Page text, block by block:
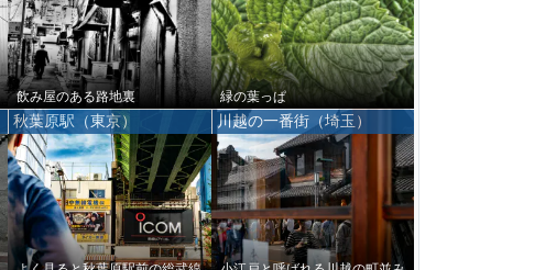
飲み屋のある路地裏 緑の葉っぱ
秋葉原駅（東京） 川越の一番街（埼玉）